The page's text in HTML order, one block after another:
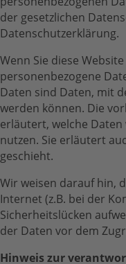
der gesetzlichen
Datenschutzerklärung.
Wenn Sie diese
personenbezogene
Daten sind Daten, mit
werden können. Die
erläutert, welche
nutzen. Sie erläutert
geschieht.
Wir weisen darauf hin,
Internet (z.B. bei der
Sicherheitslücken
der Daten vor dem
Hinweis zur